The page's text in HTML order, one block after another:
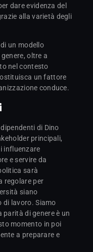
dare evidenza del
alla varietà degli
un modello
oltre a
nel contesto
un fattore
conduce.
di Dino
principali,
influenzare
e servire da
sarà
regolare per
siano
di lavoro. Siamo
parità di genere è un
momento in poi
a preparare e